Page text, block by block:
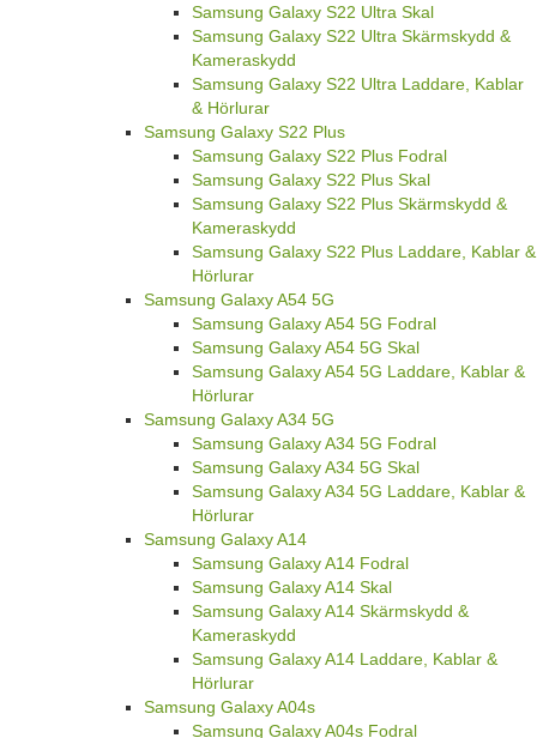
Samsung Galaxy S22 Ultra Skal
Samsung Galaxy S22 Ultra Skärmskydd &
Kameraskydd
Samsung Galaxy S22 Ultra Laddare, Kablar
& Hörlurar
Samsung Galaxy S22 Plus
Samsung Galaxy S22 Plus Fodral
Samsung Galaxy S22 Plus Skal
Samsung Galaxy S22 Plus Skärmskydd &
Kameraskydd
Samsung Galaxy S22 Plus Laddare, Kablar &
Hörlurar
Samsung Galaxy A54 5G
Samsung Galaxy A54 5G Fodral
Samsung Galaxy A54 5G Skal
Samsung Galaxy A54 5G Laddare, Kablar &
Hörlurar
Samsung Galaxy A34 5G
Samsung Galaxy A34 5G Fodral
Samsung Galaxy A34 5G Skal
Samsung Galaxy A34 5G Laddare, Kablar &
Hörlurar
Samsung Galaxy A14
Samsung Galaxy A14 Fodral
Samsung Galaxy A14 Skal
Samsung Galaxy A14 Skärmskydd &
Kameraskydd
Samsung Galaxy A14 Laddare, Kablar &
Hörlurar
Samsung Galaxy A04s
Samsung Galaxy A04s Fodral